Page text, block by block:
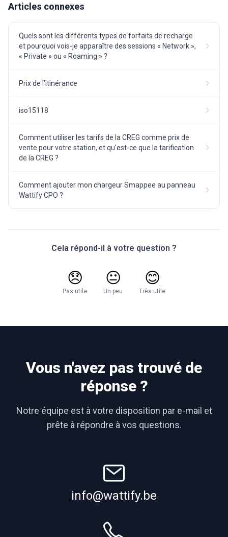
Articles connexes
Quels sont les différents types de forfaits de recharge
et pourquoi vois-je apparaître des sessions « Network »,
« Private » ou « Roaming » ?
Prix de l'itinérance
iso15118
Comment utiliser les tarifs de la CREG comme prix de
vente pour votre station, et qu'est-ce que la tarification
de la CREG ?
Comment ajouter mon chargeur Smappee au panneau
Wattify CPO ?
Cela répond-il à votre question ?
😞
Pas utile
😐
Un peu
😊
Très utile
Vous n'avez pas trouvé de
réponse ?
Notre équipe est à votre disposition par e-mail et
prête à répondre à vos questions.
info@wattify.be